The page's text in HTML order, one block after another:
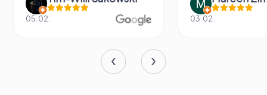
05.02. 03.02.